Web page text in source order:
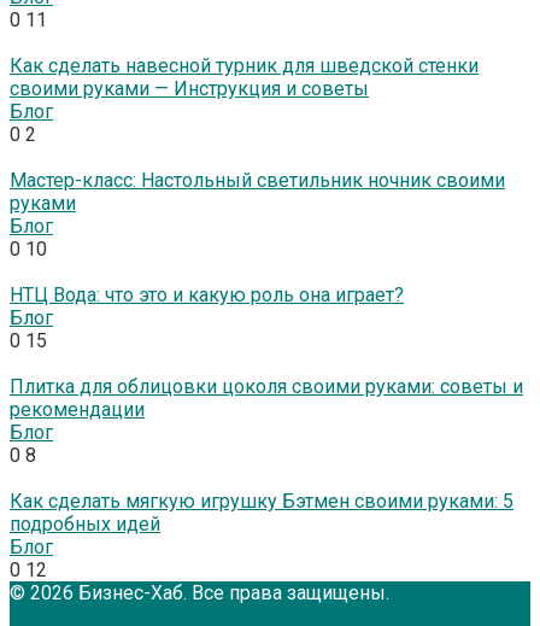
0 11
Как сделать навесной турник для шведской стенки
своими руками — Инструкция и советы
Блог
0 2
Мастер-класс: Настольный светильник ночник своими
руками
Блог
0 10
НТЦ Вода: что это и какую роль она играет?
Блог
0 15
Плитка для облицовки цоколя своими руками: советы и
рекомендации
Блог
0 8
Как сделать мягкую игрушку Бэтмен своими руками: 5
подробных идей
Блог
0 12
© 2026 Бизнес-Хаб. Все права защищены.